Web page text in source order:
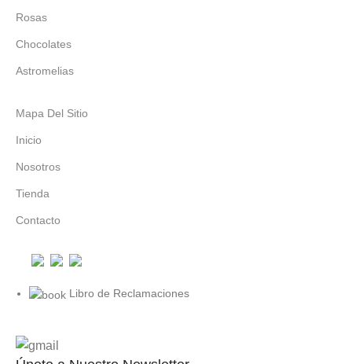
Rosas
Chocolates
Astromelias
Mapa Del Sitio
Inicio
Nosotros
Tienda
Contacto
Libro de Reclamaciones